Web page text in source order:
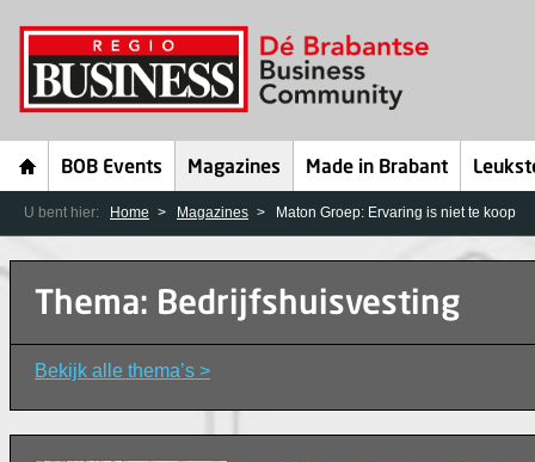
BOB Events Magazines Made in Brabant
U bent hier: Home Magazines Maton Groep: Ervaring is niet te koop
Thema: Bedrijfshuisvesting
Bekijk alle thema’s >